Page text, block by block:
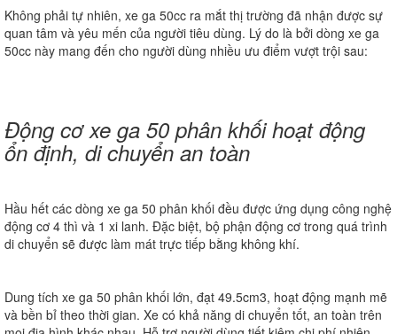
Không phải tự nhiên, xe ga 50cc ra mắt thị trường đã nhận được sự
quan tâm và yêu mến của người tiêu dùng. Lý do là bởi dòng xe ga
50cc này mang đến cho người dùng nhiều ưu điểm vượt trội sau:
Động cơ xe ga 50 phân khối hoạt động
ổn định, di chuyển an toàn
Hầu hết các dòng xe ga 50 phân khối đều được ứng dụng công nghệ
động cơ 4 thì và 1 xi lanh. Đặc biệt, bộ phận động cơ trong quá trình
di chuyển sẽ được làm mát trực tiếp bằng không khí.
Dung tích xe ga 50 phân khối lớn, đạt 49.5cm3, hoạt động mạnh mẽ
và bền bỉ theo thời gian. Xe có khả năng di chuyển tốt, an toàn trên